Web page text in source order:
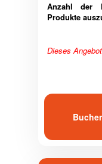
Anzahl der
Produkte
Dieses